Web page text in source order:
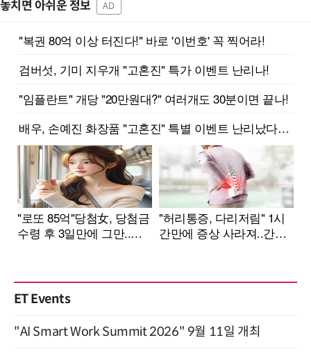
놓치면 아쉬운 정보 AD
ET Events
"AI Smart Work Summit 2026" 9월 11일 개최